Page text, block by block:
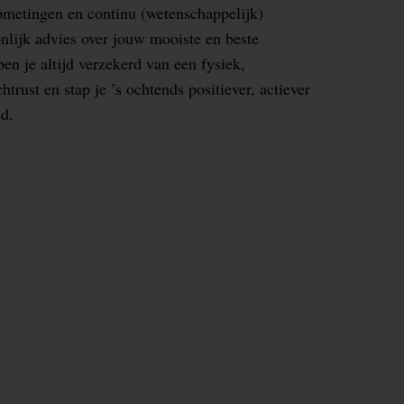
en continu (wetenschappelijk)
advies over jouw mooiste en beste
je altijd verzekerd van een fysiek,
en stap je ’s ochtends positiever, actiever